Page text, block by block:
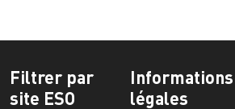
Filtrer par
site ESO
Informations
légales